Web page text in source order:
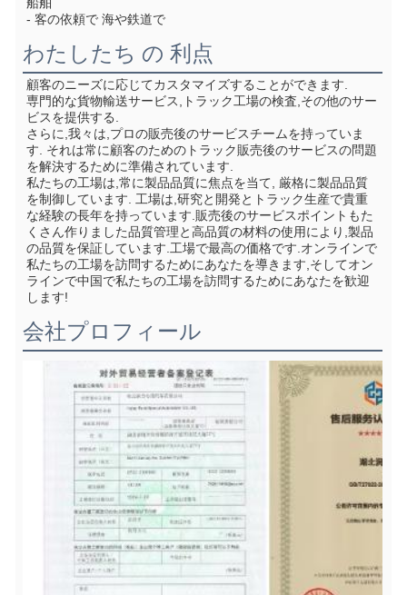
- 客の依頼で 海や鉄道で
わたしたち の 利点
顧客のニーズに応じてカスタマイズすることができます.
専門的な貨物輸送サービス,トラック工場の検査,その他のサー
ビスを提供する.
さらに,我々は,プロの販売後のサービスチームを持っていま
す. それは常に顧客のためのトラック販売後のサービスの問題
を解決するために準備されています.
私たちの工場は,常に製品品質に焦点を当て, 厳格に製品品質
を制御しています. 工場は,研究と開発とトラック生産で貴重
な経験の長年を持っています.販売後のサービスポイントもた
くさん作りました品質管理と高品質の材料の使用により,製品
の品質を保証しています.工場で最高の価格です.オンラインで
私たちの工場を訪問するためにあなたを導きます,そしてオン
ラインで中国で私たちの工場を訪問するためにあなたを歓迎
します!
会社プロフィール